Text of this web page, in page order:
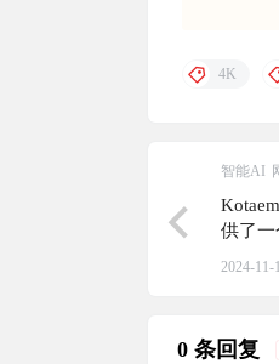
4K
智能AI
供了
LLMs
2024-11-
0 条回复